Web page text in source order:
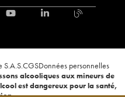
S.A.S.CGSDonnées personnelles
alcooliques aux mineurs de
est dangereux pour la santé,